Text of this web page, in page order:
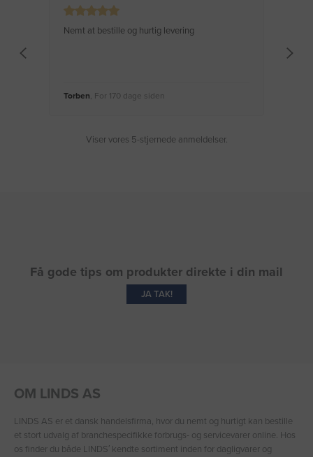
Nemt at bestille og hurtig levering
Torben, For 170 dage siden
Viser vores 5-stjernede anmeldelser.
Få gode tips om produkter direkte i din mail
JA TAK!
OM LINDS AS
LINDS AS er et dansk handelsfirma, hvor du nemt og hurtigt kan bestille
et stort udvalg af branchespecifikke forbrugs- og servicevarer online. Hos
os finder du både LINDS′ kendte sortiment inden for dagligvarer og